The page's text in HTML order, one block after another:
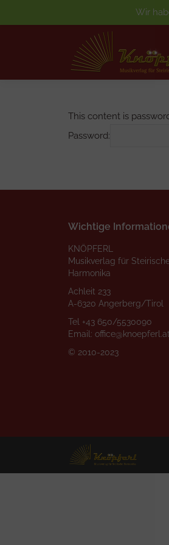
This content is
Password:
Wichtige
KNÖPFERL
Musikverlag für
Harmonika
Achleit 233
A-6320 Angerberg/Tirol
Tel +43 650/5530090
Email: office@knoepferl.at
© 2010-2023
Wir